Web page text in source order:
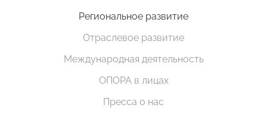
Региональное развитие
Отраслевое развитие
Международная деятельность
ОПОРА в лицах
Пресса о нас